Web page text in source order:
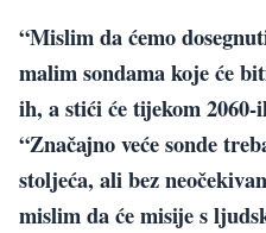
“Mislim da ćemo
malim sondama koje će
ih, a stići će tijekom 2060-
“Značajno veće sonde
stoljeća, ali bez
mislim da će misije s